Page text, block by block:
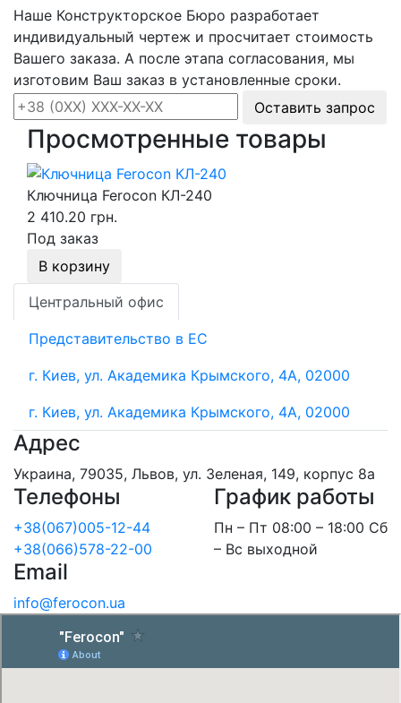
Наше Конструкторское Бюро разработает
индивидуальный чертеж и просчитает стоимость
Вашего заказа. А после этапа согласования, мы
изготовим Ваш заказ в установленные сроки.
Оставить запрос
Просмотренные товары
Ключница Ferocon КЛ-240
2 410.20 грн.
Под заказ
В корзину
Центральный офис
Представительство в ЕС
г. Киев, ул. Академика Крымского, 4А, 02000
г. Киев, ул. Академика Крымского, 4А, 02000
Адрес
Украина, 79035, Львов, ул. Зеленая, 149, корпус 8а
Телефоны
+38(067)005-12-44
+38(066)578-22-00
График работы
Пн – Пт 08:00 – 18:00 Сб
– Вс выходной
Email
info@ferocon.ua